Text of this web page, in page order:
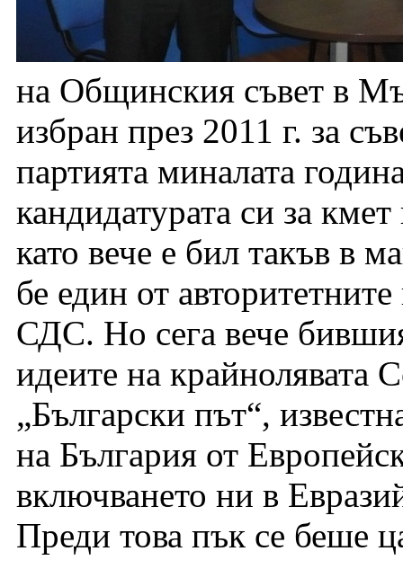
на Общинския съвет в
избран през 2011 г. за
партията миналата
кандидатурата си за
като вече е бил такъв в
бе един от
СДС. Но сега вече
идеите на крайнолявата
„Български път“,
на България от
включването ни в
Преди това пък се беше